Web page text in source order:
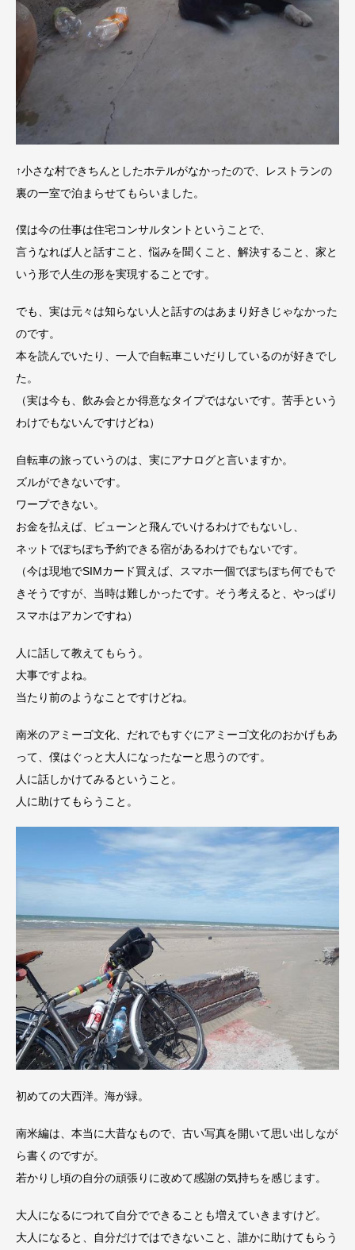
↑小さな村できちんとしたホテルがなかったので、レストランの
裏の一室で泊まらせてもらいました。
僕は今の仕事は住宅コンサルタントということで、
言うなれば人と話すこと、悩みを聞くこと、解決すること、家と
いう形で人生の形を実現することです。
でも、実は元々は知らない人と話すのはあまり好きじゃなかった
のです。
本を読んでいたり、一人で自転車こいだりしているのが好きでし
た。
（実は今も、飲み会とか得意なタイプではないです。苦手という
わけでもないんですけどね）
自転車の旅っていうのは、実にアナログと言いますか。
ズルができないです。
ワープできない。
お金を払えば、ビューンと飛んでいけるわけでもないし、
ネットでぽちぽち予約できる宿があるわけでもないです。
（今は現地でSIMカード買えば、スマホ一個でぽちぽち何でもで
きそうですが、当時は難しかったです。そう考えると、やっぱり
スマホはアカンですね）
人に話して教えてもらう。
大事ですよね。
当たり前のようなことですけどね。
南米のアミーゴ文化、だれでもすぐにアミーゴ文化のおかげもあ
って、僕はぐっと大人になったなーと思うのです。
人に話しかけてみるということ。
人に助けてもらうこと。
初めての大西洋。海が緑。
南米編は、本当に大昔なもので、古い写真を開いて思い出しなが
ら書くのですが。
若かりし頃の自分の頑張りに改めて感謝の気持ちを感じます。
大人になるにつれて自分でできることも増えていきますけど。
大人になると、自分だけではできないこと、誰かに助けてもらう